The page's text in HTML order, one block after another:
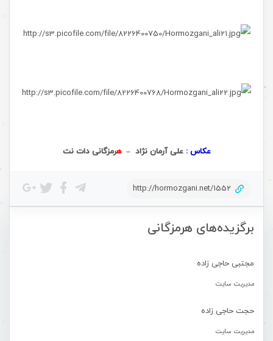
برگزیده‌های هرمزگانی
مجتبی حاجی زاده
مدیریت سایت
حجت حاجی زاده
مدیریت سایت
عکاس : علی آرمان نژاد –هرمزگانی دات نت
http://hormozgani.net/1552